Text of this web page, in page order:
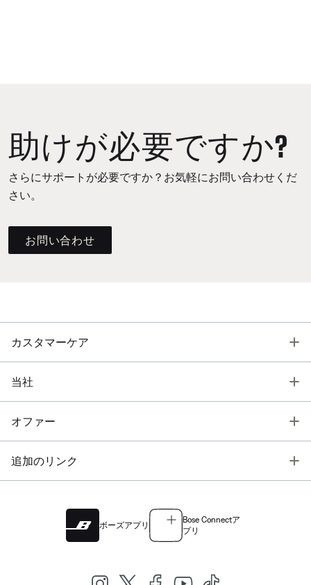
助けが必要ですか?
さらにサポートが必要ですか？お気軽にお問い合わせくだ
さい。
お問い合わせ
カスタマーケア
当社
オファー
追加のリンク
ボーズアプリ
Bose Connectア
プリ